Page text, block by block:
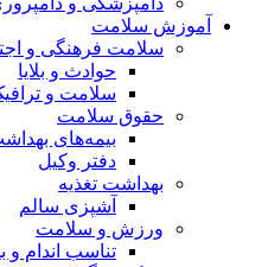
آموزش سلامت
سلامت فرهنگی و
حوادث و بلایا
سلامت و
حقوق سلامت
بیمه‌های
دفتر وکیل
بهداشت تغذیه
آشپزی سالم
ورزش و سلامت
تناسب اندام